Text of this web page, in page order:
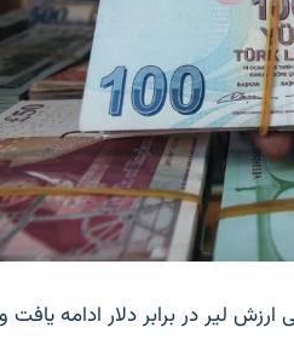
ارزش لیر در برابر دلار ادامه